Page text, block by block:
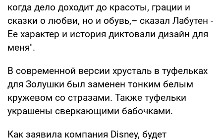
когда дело доходит до красоты, грации и
сказки о любви, но и обувь,– сказал Лабутен -
Ее характер и история диктовали дизайн для
меня".
В современной версии хрусталь в туфельках
для Золушки был заменен тонким белым
кружевом со стразами. Также туфельки
украшены сверкающими бабочками.
Как заявила компания Disney, будет